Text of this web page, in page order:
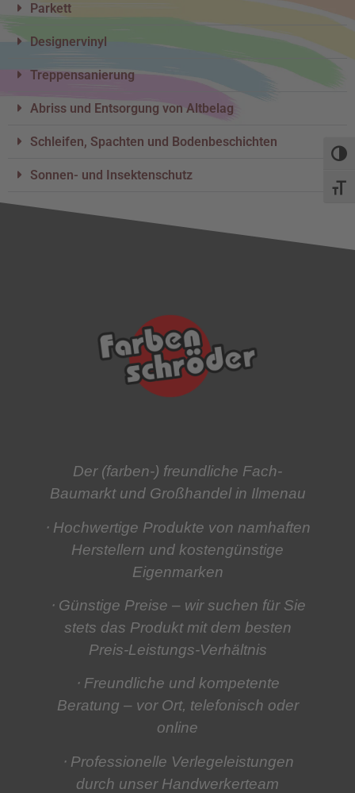
Parkett
Designervinyl
Treppensanierung
Abriss und Entsorgung von Altbelag
Schleifen, Spachten und Bodenbeschichten
Sonnen- und Insektenschutz
Der (farben-) freundliche Fach-
Baumarkt und Großhandel in Ilmenau
⋅ Hochwertige Produkte von namhaften
Herstellern und kostengünstige
Eigenmarken
⋅ Günstige Preise – wir suchen für Sie
stets das Produkt mit dem besten
Preis-Leistungs-Verhältnis
⋅ Freundliche und kompetente
Beratung – vor Ort, telefonisch oder
online
⋅ Professionelle Verlegeleistungen
durch unser Handwerkerteam